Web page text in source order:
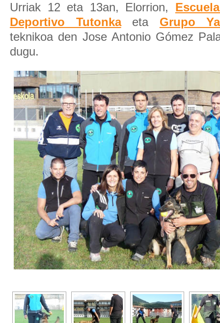
Urriak 12 eta 13an, Elorrion,
Deportivo Tutonkaeta Grupo
teknikoa den Jose Antonio Gómez
dugu.